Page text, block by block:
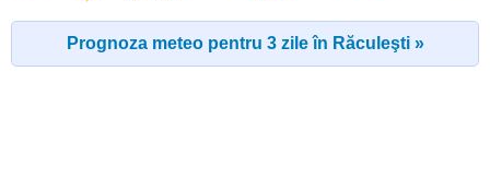
Prognoza meteo pentru 3 zile în Răculeşti »